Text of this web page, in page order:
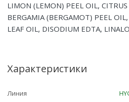
LIMON (LEMON) PEEL OIL,
BERGAMIA (BERGAMOT) PEEL
LEAF OIL, DISODIUM EDTA,
Характеристики
Линия